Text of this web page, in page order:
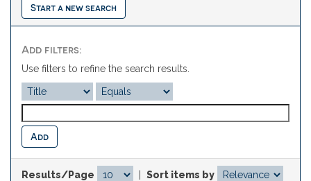
Start a new search
Add filters:
Use filters to refine the search results.
Results/Page
Sort items by